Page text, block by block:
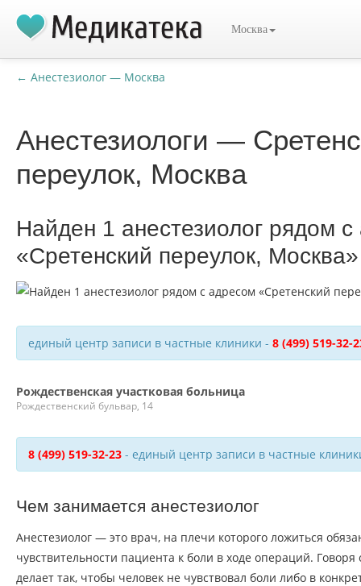
Москва
← Анестезиолог — Москва
Анестезиологи —
переулок, Москва
Найден 1 анестезиолог рядом
«Сретенский переулок, Москва»
единый центр записи в частные клиники - 8 (499) 519-32-
Рождественская участковая больница
Рождественский бульвар, 14
8 (499) 519-32-23 - единый центр записи в частные
Чем занимается анестезиолог
Анестезиолог — это врач, на плечи которого ложиться
чувствительности пациента к боли в ходе операций.
делает так, чтобы человек не чувствовал боли либо в